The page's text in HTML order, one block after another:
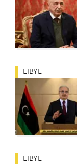
LIBYE
LIBYE